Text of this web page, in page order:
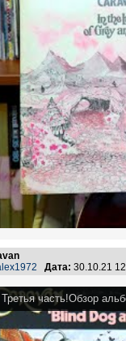
Дата: 30.10.21
часть!Обзор